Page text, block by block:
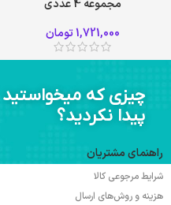
مجموعه 4 عددی
1,721,000تومان
چیزی که میخواستید
پیدا نکردید؟
راهنمای مشتریان
شرایط مرجوعی کالا
هزینه و روش‌های ارسال